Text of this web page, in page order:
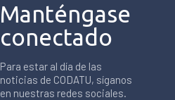
Manténgase
conectado
Para estar al día de las
noticias de CODATU, síganos
en nuestras redes sociales.